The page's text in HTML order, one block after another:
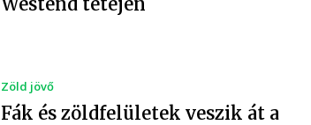
Zöld jövő
Fák és zöldfelületek veszik át a